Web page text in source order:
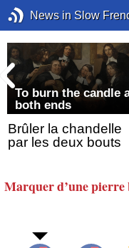
News in Slow
To burn the candle
both ends
Brûler la chandelle
par les deux bouts
Marquerd’une pierre